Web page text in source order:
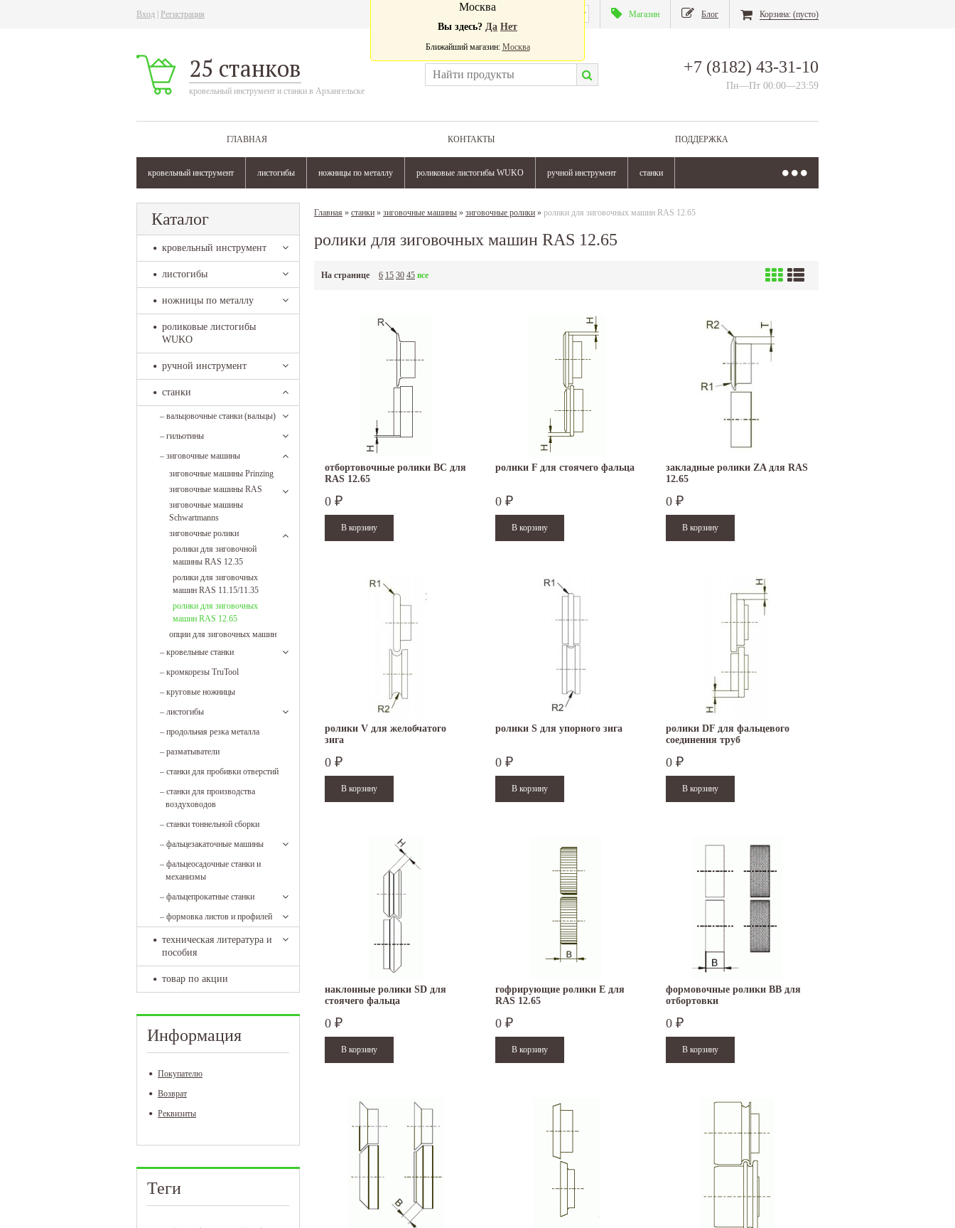
Вход Регистрация Магазин Блог Корзина: (пусто)
25 станков
кровельный инструмент и станки в Архангельске
+7 (8182) 43-31-10
Пн—Пт 00:00—23:59
ГЛАВНАЯ КОНТАКТЫ ПОДДЕРЖКА
кровельный инструмент листогибы ножницы по металлу роликовые листогибы WUKO ручной инструмент станки
Москва
Вы здесь? Да Нет
Ближайший магазин: Москва
Каталог
кровельный инструмент
листогибы
ножницы по металлу
роликовые листогибы
WUKO
ручной инструмент
станки
– вальцовочные станки (вальцы)
– гильотины
– зиговочные машины
зиговочные машины Prinzing
зиговочные машины RAS
зиговочные машины
Schwartmanns
зиговочные ролики
ролики для зиговочной
машины RAS 12.35
ролики для зиговочных
машин RAS 11.15/11.35
ролики для зиговочных
машин RAS 12.65
опции для зиговочных машин
– кровельные станки
– кромкорезы TruTool
– круговые ножницы
– листогибы
– продольная резка металла
– разматыватели
– станки для пробивки отверстий
– станки для производства
воздуховодов
– станки тоннельной сборки
– фальцезакаточные машины
– фальцеосадочные станки и
механизмы
– фальцепрокатные станки
– формовка листов и профилей
техническая литература и
пособия
товар по акции
Информация
Покупателю
Возврат
Реквизиты
Теги
Главная » станки » зиговочные машины » зиговочные ролики » ролики для зиговочных машин RAS 12.65
ролики для зиговочных машин RAS 12.65
На странице 6 15 30 45 все
отбортовочные ролики BC для
RAS 12.65
0 ₽
ролики F для стоячего фальца
0 ₽
закладные ролики ZA для RAS
12.65
0 ₽
ролики V для желобчатого
зига
0 ₽
ролики S для упорного зига
0 ₽
ролики DF для фальцевого
соединения труб
0 ₽
наклонные ролики SD для
стоячего фальца
0 ₽
гофрирующие ролики E для
RAS 12.65
0 ₽
формовочные ролики BB для
отбортовки
0 ₽